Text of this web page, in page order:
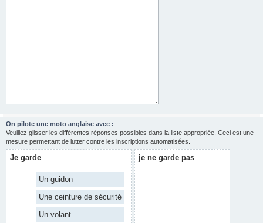
On pilote une moto anglaise avec :
Veuillez glisser les différentes réponses possibles dans la liste appropriée. Ceci est une
mesure permettant de lutter contre les inscriptions automatisées.
Je garde
Un guidon
Une ceinture de sécurité
Un volant
je ne garde pas